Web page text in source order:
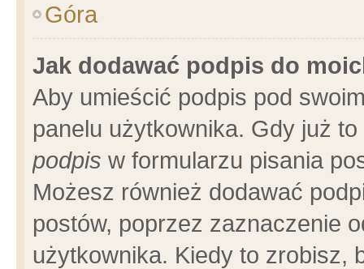
Góra
Jak dodawać podpis do
Aby umieścić podpis pod
panelu użytkownika. Gdy już
podpis w formularzu pisania
Możesz również dodawać
postów, poprzez zaznaczenie
użytkownika. Kiedy to zrobisz,